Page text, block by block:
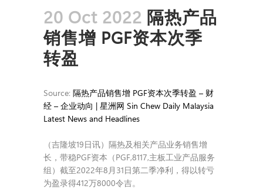
20 Oct 2022 隔热产品
销售增 PGF资本次季
转盈
Source: 隔热产品销售增 PGF资本次季转盈 – 财
经 – 企业动向 | 星洲网 Sin Chew Daily Malaysia
Latest News and Headlines
（吉隆坡19日讯）隔热及相关产品业务销售增
长，带稳PGF资本（PGF,8117,主板工业产品服务
组）截至2022年8月31日第二季净利，得以转亏
为盈录得412万8000令吉。